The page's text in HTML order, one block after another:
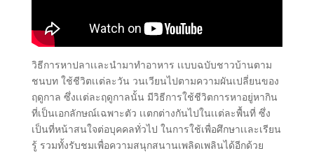
วิธีการหาปลาเเละนำมาทำอาหาร เเบบฉบับชาวบ้านตาม
ชนบท ใช้ชีวิตเเต่ละวัน วนเวียนไปตามความผันเปลี่ยนของ
ฤดูกาล ซึ่งเเต่ละฤดูกาลนั้น มีวิธีการใช้ชีวิตการหาอยู่หากิน
ที่เป็นเอกลักษณ์เฉพาะตัว เเตกต่างกันไปในเเต่ละพื้นที่ ซึ่ง
เป็นที่หน้าสนใจต่อบุคคลทั่วไป ในการใช้เพื่อศึกษาเเละเรียน
รู้ รวมทั้งรับชมเพื่อความสนุกสนานเพลิดเพลินได้อีกด้วย